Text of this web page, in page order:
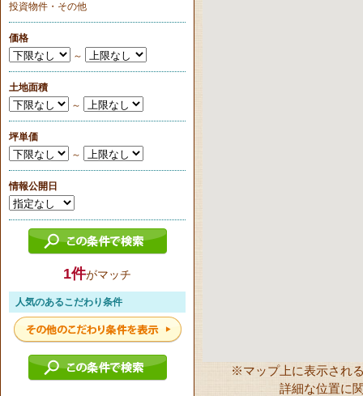
※マップ上に表示され
詳細な位置に
投資物件・その他
価格
～
土地面積
～
坪単価
～
情報公開日
1件がマッチ
人気のあるこだわり条件